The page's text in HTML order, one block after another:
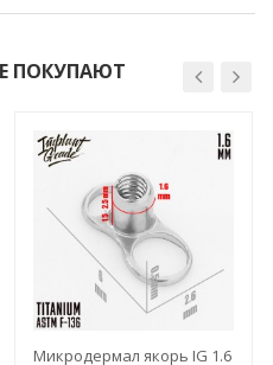
ПОКУПАЮТ
Микродермал якорь IG 1.6